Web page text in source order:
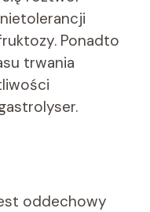
Ponadto
trwania
oddechowy